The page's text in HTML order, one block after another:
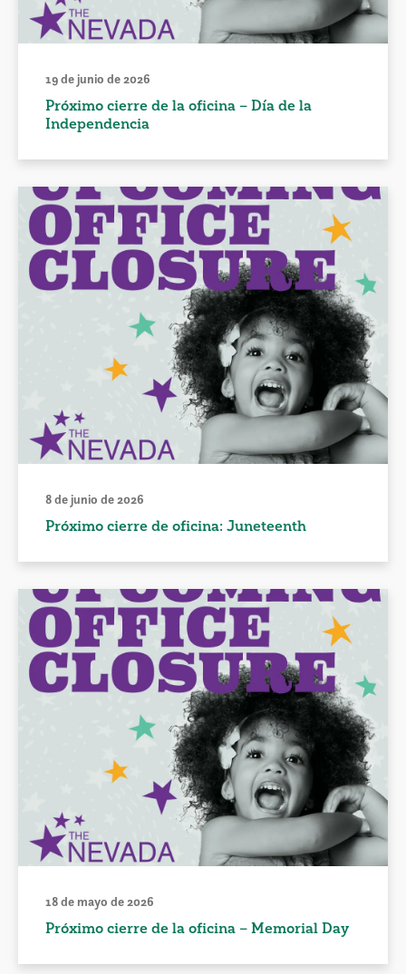
19 de junio de 2026
Próximo cierre de la oficina – Día de la
Independencia
8 de junio de 2026
Próximo cierre de oficina: Juneteenth
18 de mayo de 2026
Próximo cierre de la oficina – Memorial Day